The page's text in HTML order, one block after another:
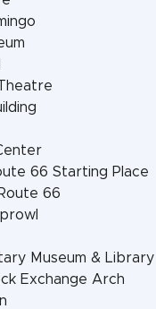
66 Starting Place
66
Museum & Library
Exchange Arch